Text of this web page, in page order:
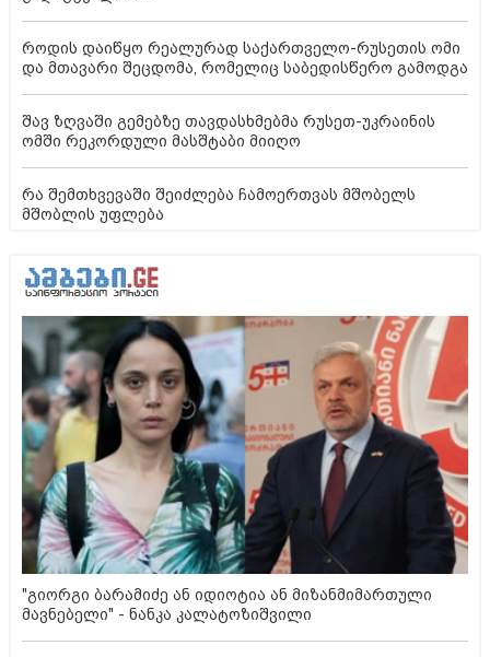
როდის დაიწყო რეალურად საქართველო-რუსეთის ომი
და მთავარი შეცდომა, რომელიც საბედისწერო გამოდგა
შავ ზღვაში გემებზე თავდასხმებმა რუსეთ-უკრაინის
ომში რეკორდული მასშტაბი მიიღო
რა შემთხვევაში შეიძლება ჩამოერთვას მშობელს
მშობლის უფლება
"გიორგი ბარამიძე ან იდიოტია ან მიზანმიმართული
მავნებელი" - ნანკა კალატოზიშვილი